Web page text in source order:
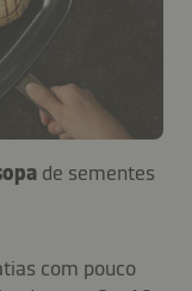
de sementes
com pouco